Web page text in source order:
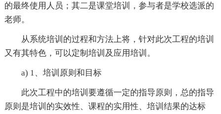
的最终使用人员；其二是课堂培训，参与者是学校选派的
老师。
从系统培训的过程和方法上将，针对此次工程的培训
又有其特色，可以定制培训及应用培训。
a) 1、培训原则和目标
此次工程中的培训要遵循一定的指导原则，总的指导
原则是培训的实效性、课程的实用性、培训结果的达标